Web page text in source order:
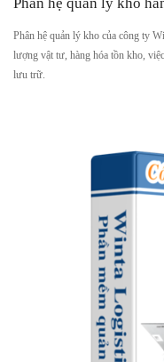
Phân hệ quản lý kho của công ty
lượng vật tư, hàng hóa tồn kho,
lưu trữ.